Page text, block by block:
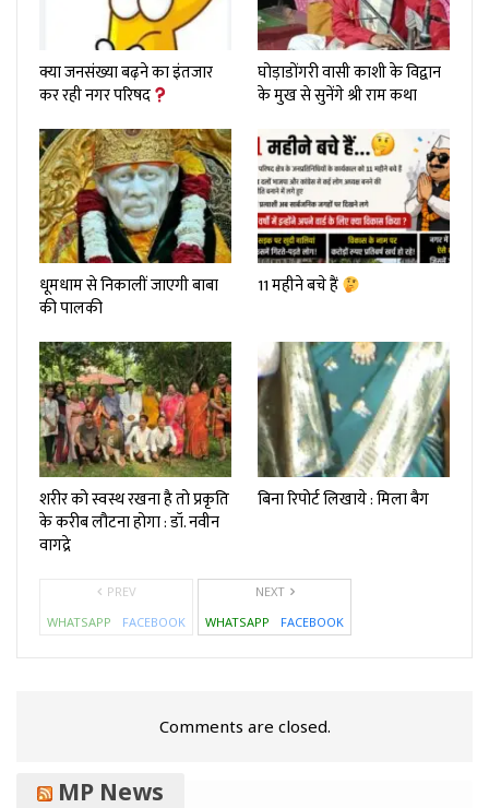
क्या जनसंख्या बढ़ने का इंतजार
कर रही नगर परिषद
घोड़ाडोंगरी वासी काशी के विद्वान
के मुख से सुनेंगे श्री राम कथा
धूमधाम से निकालीं जाएगी बाबा
की पालकी
11 महीने बचे हैं
शरीर को स्वस्थ रखना है तो प्रकृति
के करीब लौटना होगा : डॉ. नवीन
वागद्रे
बिना रिपोर्ट लिखाये : मिला बैग
PREV
WHATSAPP
FACEBOOK
NEXT
WHATSAPP
FACEBOOK
Comments are closed.
MP News